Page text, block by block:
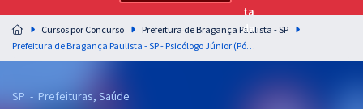
Preparação completa e intensiva para as principais
residências em saúde do Brasil
Cursos por Concurso
Prefeitura de Bragança Paulista - SP
Prefeitura de Bragança Paulista - SP - Psicólogo Júnior (Pós-Edital)
SP - Prefeituras, Saúde